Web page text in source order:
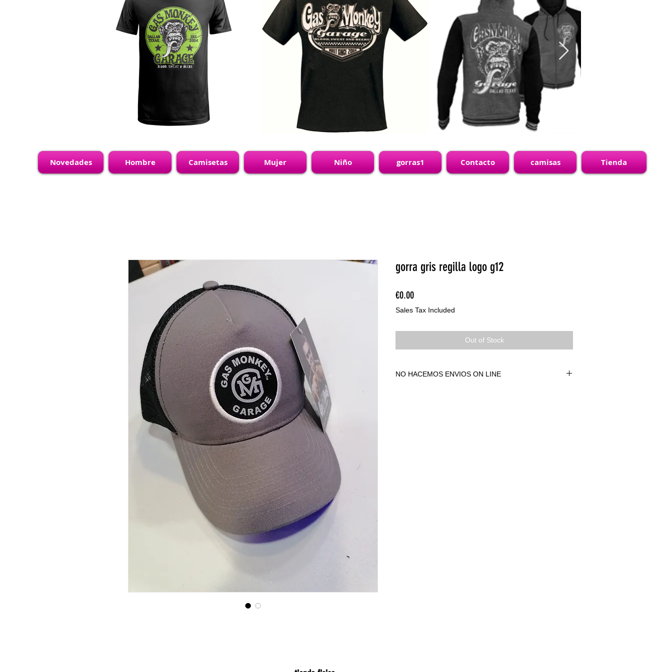
gorra gris regilla logo g12
€0.00Price
Sales Tax Included
Out of Stock
NO HACEMOS ENVIOS ON LINE
Novedades Hombre Camisetas Mujer Niño gorras1 Contacto camisas Tienda